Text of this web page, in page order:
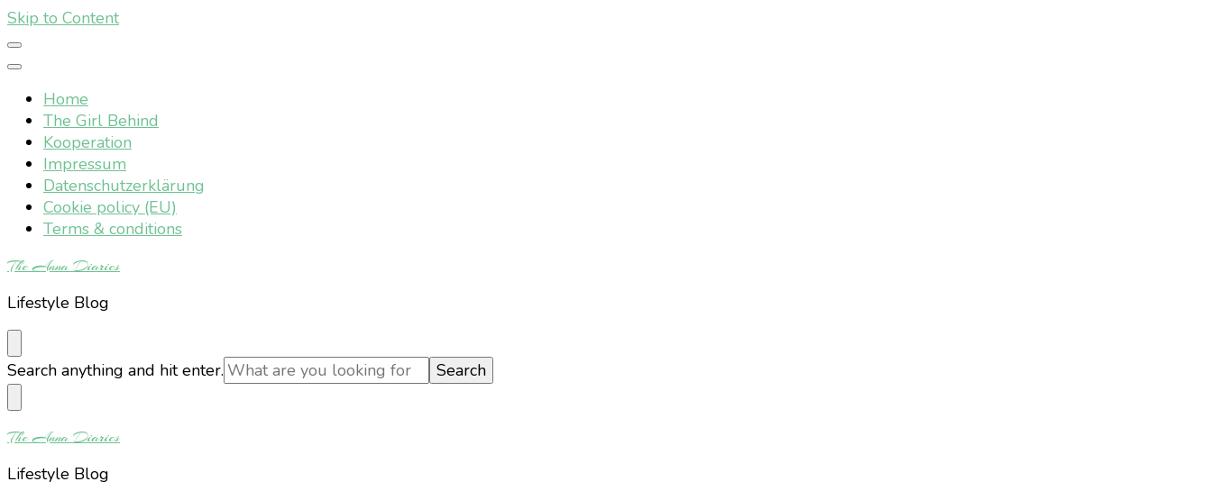
Skip to Content
Home
The Girl Behind
Kooperation
Impressum
Datenschutzerklärung
Cookie policy (EU)
Terms & conditions
The Anna Diaries
Lifestyle Blog
Looking
for
Something?
Search anything and hit enter.
The Anna Diaries
Lifestyle Blog